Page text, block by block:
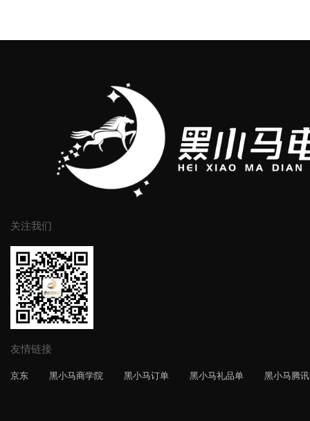
关注我们
友情链接
京东 黑小马商学院 黑小马订单 黑小马礼品单 黑小马腾